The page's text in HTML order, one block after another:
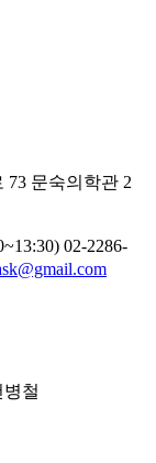
73 문숙의학관 2
02-2286-
철